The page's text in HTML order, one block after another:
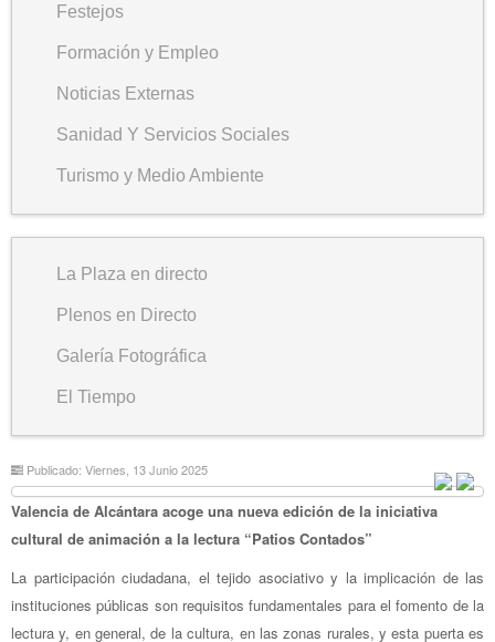
Festejos
Formación y Empleo
Noticias Externas
Sanidad Y Servicios Sociales
Turismo y Medio Ambiente
La Plaza en directo
Plenos en Directo
Galería Fotográfica
El Tiempo
Publicado: Viernes, 13 Junio 2025
Valencia de Alcántara acoge una nueva edición de la iniciativa
cultural de animación a la lectura “Patios Contados”
La participación ciudadana, el tejido asociativo y la implicación de las
instituciones públicas son requisitos fundamentales para el fomento de la
lectura y, en general, de la cultura, en las zonas rurales, y esta puerta es